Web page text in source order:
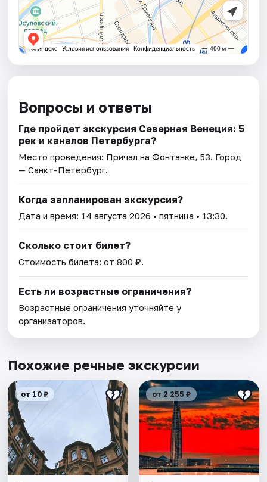
Вопросы и ответы
Где пройдет экскурсия Северная Венеция: 5
рек и каналов Петербурга?
Место проведения: Причал на Фонтанке, 53. Город
— Санкт-Петербург.
Когда запланирован экскурсия?
Дата и время: 14 августа 2026 • пятница • 13:30.
Сколько стоит билет?
Стоимость билета: от 800 ₽.
Есть ли возрастные ограничения?
Возрастные ограничения уточняйте у
организаторов.
Похожие речные экскурсии
от 10 ₽ от 2 255 ₽